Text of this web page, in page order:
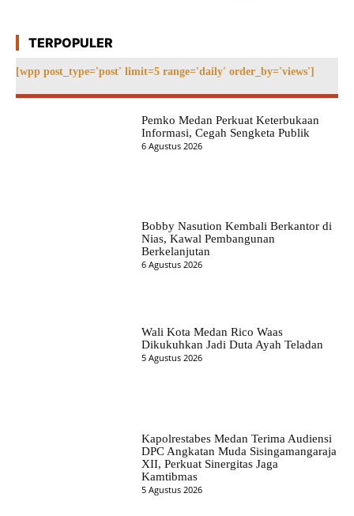
TERPOPULER
[wpp post_type='post' limit=5 range='daily' order_by='views']
Pemko Medan Perkuat Keterbukaan
Informasi, Cegah Sengketa Publik
6 Agustus 2026
Bobby Nasution Kembali Berkantor di
Nias, Kawal Pembangunan
Berkelanjutan
6 Agustus 2026
Wali Kota Medan Rico Waas
Dikukuhkan Jadi Duta Ayah Teladan
5 Agustus 2026
Kapolrestabes Medan Terima Audiensi
DPC Angkatan Muda Sisingamangaraja
XII, Perkuat Sinergitas Jaga
Kamtibmas
5 Agustus 2026